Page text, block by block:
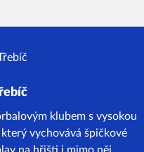
klubem s vysokou
vychovává špičkové